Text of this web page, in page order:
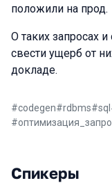
положили на прод.
О таких запросах
свести ущерб от
докладе.
#codegen#rdbms#sql
#
Спикеры